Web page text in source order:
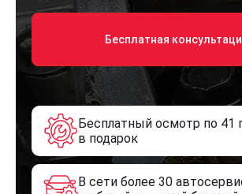
Бесплатная
Бесплатный осмотр по 41
в подарок
В сети более 30